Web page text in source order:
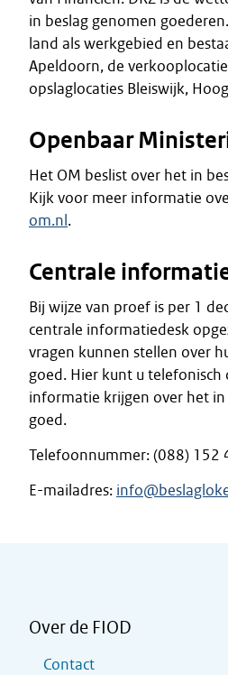
in beslag genomen
land als werkgebied en
Apeldoorn, de
opslaglocaties Bleiswijk,
Openbaar
Het OM beslist over het in
Kijk voor meer informatie
om.nl .
Centrale
Bij wijze van proef is per 1
centrale informatiedesk
vragen kunnen stellen over
goed. Hier kunt u telefonisch
informatie krijgen over het
goed.
Telefoonnummer: (088) 152
E-mailadres:
Over de FIOD
Contact